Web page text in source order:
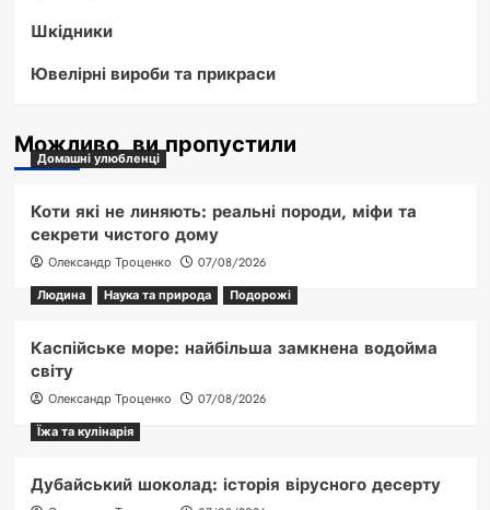
Шкідники
Ювелірні вироби та прикраси
Можливо, ви пропустили
Домашні улюбленці
Коти які не линяють: реальні породи, міфи та
секрети чистого дому
Олександр Троценко
07/08/2026
Людина
Наука та природа Подорожі
Каспійське море: найбільша замкнена водойма
світу
Олександр Троценко
07/08/2026
Їжа та кулінарія
Дубайський шоколад: історія вірусного десерту